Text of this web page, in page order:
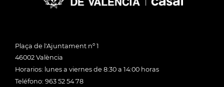
Plaça de l'Ajuntament nº 1
46002 València
Horarios: lunes a viernes de 8:30 a 14:00 horas
Teléfono: 963 52 54 78